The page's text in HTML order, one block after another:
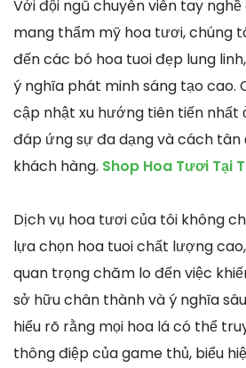
Với đội ngũ chuyên viên tay
mang thẩm mỹ hoa tươi, chúng
đến các bó hoa tuoi đẹp lung
ý nghĩa phát minh sáng tạo cao.
cập nhật xu hướng tiên tiến nhất
đáp ứng sự đa dạng và cách
khách hàng. Shop Hoa Tươi Tại
Dịch vụ hoa tươi của tôi không
lựa chọn hoa tuoi chất lượng
quan trọng chăm lo đến việc
sở hữu chân thành và ý nghĩa
hiểu rõ rằng mọi hoa lá có thể
thông điệp của game thủ, biểu